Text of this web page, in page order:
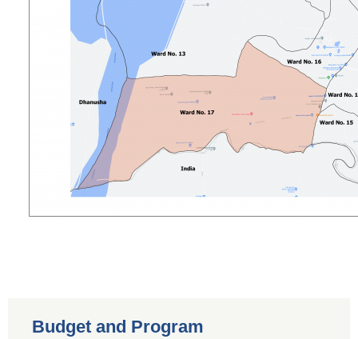
Budget and Program